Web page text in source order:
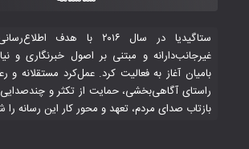
جوانان فوتسالیست کشور با
فینال رفتند
۲۸ October ۲۰۲۵
ستاگیدیا در سال ۲۰۱۶ با هدف
غیرجانب‌دارانه و مبتنی بر اصول خبرنگاری و
بامیان آغاز به فعالیت کرد. عمل‌کرد مستقلانه
راستای آگاهی‌بخشی، حمایت از تکثر و
بازتاب صدای مردم، تعهد و محور کار این رسانه